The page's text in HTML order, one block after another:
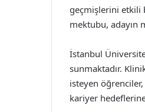
geçmişlerini etkili
mektubu, adayın
İstanbul
sunmaktadır.
isteyen
kariyer